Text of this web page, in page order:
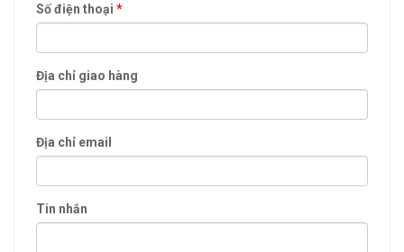
Số điện thoại *
Địa chỉ giao hàng
Địa chỉ email
Tin nhắn